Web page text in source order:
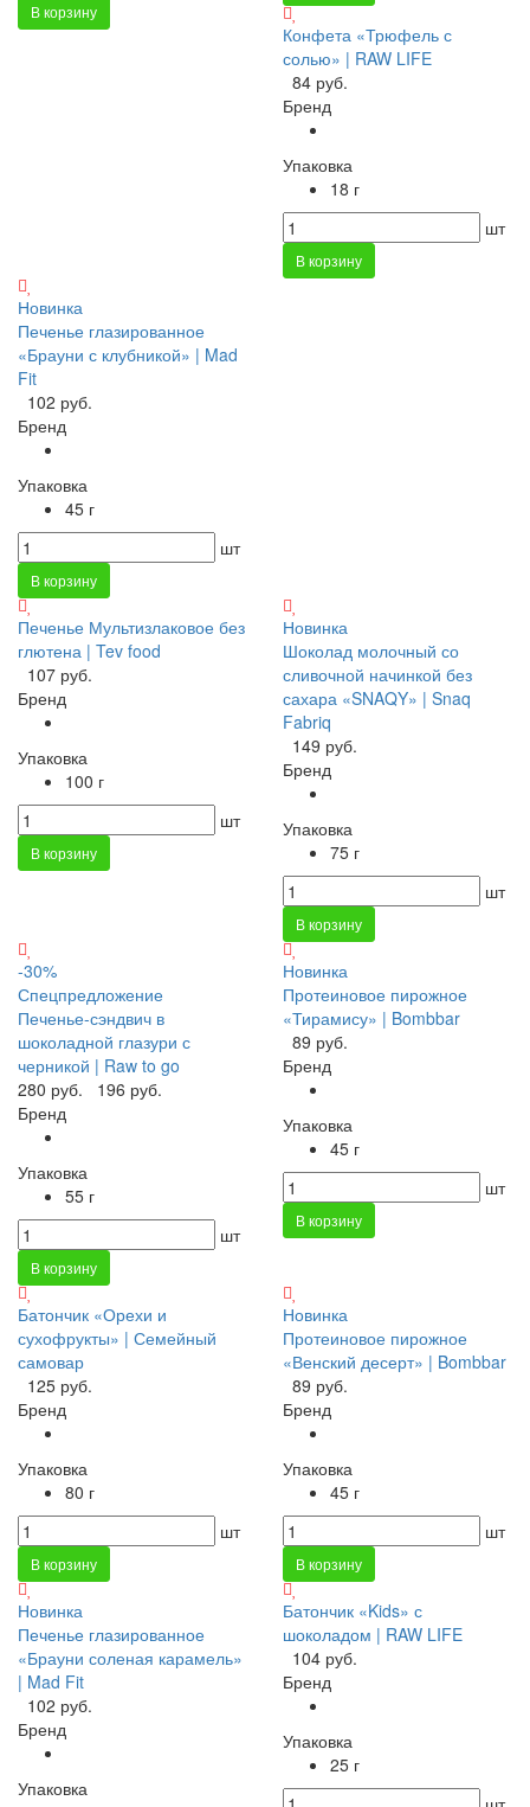
В корзину
Конфета «Трюфель с
солью» | RAW LIFE
84 руб.
Бренд
Упаковка
18 г
шт
В корзину
Новинка
Печенье глазированное
«Брауни с клубникой» | Mad
Fit
102 руб.
Бренд
Упаковка
45 г
шт
В корзину
Печенье Мультизлаковое без
глютена | Tev food
107 руб.
Бренд
Упаковка
100 г
шт
В корзину
Новинка
Шоколад молочный со
сливочной начинкой без
сахара «SNAQY» | Snaq
Fabriq
149 руб.
Бренд
Упаковка
75 г
шт
В корзину
-30%
Спецпредложение
Печенье-сэндвич в
шоколадной глазури с
черникой | Raw to go
280 руб.
196 руб.
Бренд
Упаковка
55 г
шт
В корзину
Новинка
Протеиновое пирожное
«Тирамису» | Bombbar
89 руб.
Бренд
Упаковка
45 г
шт
В корзину
Батончик «Орехи и
сухофрукты» | Семейный
самовар
125 руб.
Бренд
Упаковка
80 г
шт
В корзину
Новинка
Протеиновое пирожное
«Венский десерт» | Bombbar
89 руб.
Бренд
Упаковка
45 г
шт
В корзину
Новинка
Печенье глазированное
«Брауни соленая карамель»
| Mad Fit
102 руб.
Бренд
Упаковка
Батончик «Kids» с
шоколадом | RAW LIFE
104 руб.
Бренд
Упаковка
25 г